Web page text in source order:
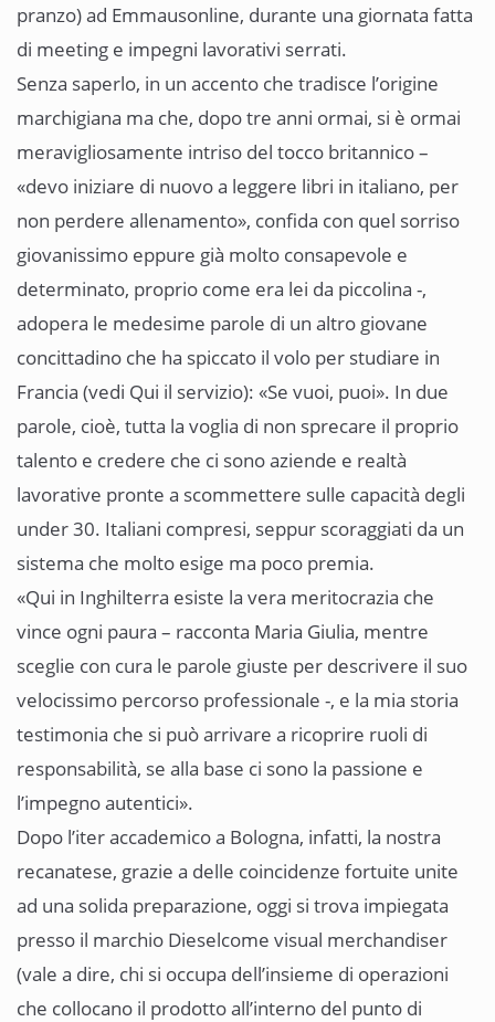
pranzo) ad Emmausonline, durante una giornata fatta
di meeting e impegni lavorativi serrati.
Senza saperlo, in un accento che tradisce l’origine
marchigiana ma che, dopo tre anni ormai, si è ormai
meravigliosamente intriso del tocco britannico –
«devo iniziare di nuovo a leggere libri in italiano, per
non perdere allenamento», confida con quel sorriso
giovanissimo eppure già molto consapevole e
determinato, proprio come era lei da piccolina -,
adopera le medesime parole di un altro giovane
concittadino che ha spiccato il volo per studiare in
Francia (vedi Qui il servizio): «Se vuoi, puoi». In due
parole, cioè, tutta la voglia di non sprecare il proprio
talento e credere che ci sono aziende e realtà
lavorative pronte a scommettere sulle capacità degli
under 30. Italiani compresi, seppur scoraggiati da un
sistema che molto esige ma poco premia.
«Qui in Inghilterra esiste la vera meritocrazia che
vince ogni paura – racconta Maria Giulia, mentre
sceglie con cura le parole giuste per descrivere il suo
velocissimo percorso professionale -, e la mia storia
testimonia che si può arrivare a ricoprire ruoli di
responsabilità, se alla base ci sono la passione e
l’impegno autentici».
Dopo l’iter accademico a Bologna, infatti, la nostra
recanatese, grazie a delle coincidenze fortuite unite
ad una solida preparazione, oggi si trova impiegata
presso il marchio Dieselcome visual merchandiser
(vale a dire, chi si occupa dell’insieme di operazioni
che collocano il prodotto all’interno del punto di